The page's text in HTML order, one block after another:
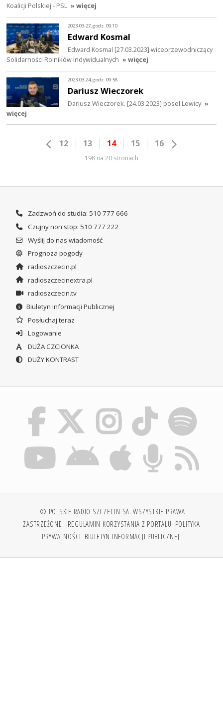
Koalicji Polskiej - PSL » więcej
2023-03-27, godz. 09:10
Edward Kosmal
Edward Kosmal [27.03.2023] wiceprzewodniczący
Solidarności Rolników Indywidualnych » więcej
2023-03-24, godz. 09:58
Dariusz Wieczorek
Dariusz Wieczorek. [24.03.2023] poseł Lewicy »
więcej
12 13 14 15 16
198 na 20 stronach
Zadzwoń do studia: 510 777 666
Czujny non stop: 510 777 222
Wyślij do nas wiadomość
Prognoza pogody
radioszczecin.pl
radioszczecinextra.pl
radioszczecin.tv
Biuletyn Informacji Publicznej
Posłuchaj teraz
Logowanie
DUŻA CZCIONKA
DUŻY KONTRAST
© POLSKIE RADIO SZCZECIN SA. WSZYSTKIE PRAWA
ZASTRZEŻONE. REGULAMIN KORZYSTANIA Z PORTALU POLITYKA
PRYWATNOŚCI BIULETYN INFORMACJI PUBLICZNEJ